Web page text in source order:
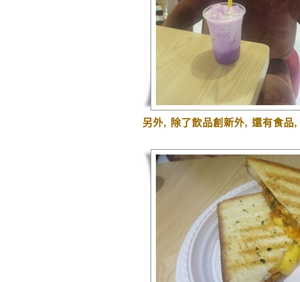
另外, 除了飲品創新外, 還有食品,